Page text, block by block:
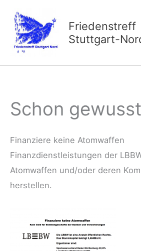
Inhalt
springen
Friedenstreff
Stuttgart-
Schon
Finanziere keine Atomwaffen
Finanzdienstleistungen der
Atomwaffen und/oder deren
herstellen.